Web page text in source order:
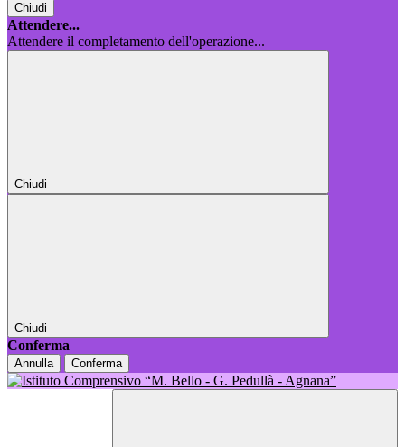
Chiudi
Attendere...
Attendere il completamento dell'operazione...
Chiudi
Chiudi
Conferma
Annulla Conferma